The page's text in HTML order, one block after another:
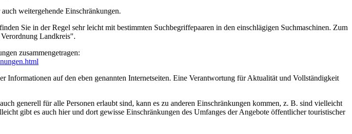
weitergehende Einschränkungen.
Sie in der Regel sehr leicht mit bestimmten Suchbegriffepaaren in den einschlägigen Suchmaschinen. Zum
Landkreis".
zusammengetragen:
auf den eben genannten Internetseiten. Eine Verantwortung für Aktualität und Vollständigkeit
generell für alle Personen erlaubt sind, kann es zu anderen Einschränkungen kommen, z. B. sind vielleicht
gibt es auch hier und dort gewisse Einschränkungen des Umfanges der Angebote öffentlicher touristischer